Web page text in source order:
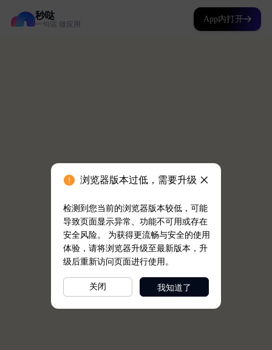
秒哒
一句话 做应用
App内打开
浏览器版本过低，需要升级
检测到您当前的浏览器版本较低，可能
导致页面显示异常、功能不可用或存在
安全风险。 为获得更流畅与安全的使用
体验，请将浏览器升级至最新版本，升
级后重新访问页面进行使用。
关闭 我知道了